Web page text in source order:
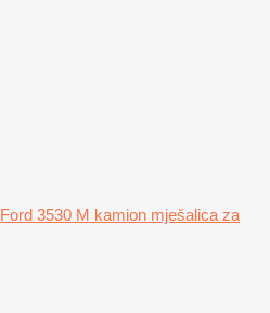
Ford 3530 M kamion mješalica za